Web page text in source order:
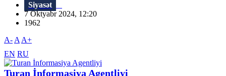
Siyasət
7 Oktyabr 2024, 12:20
1962
A- A A+
EN RU
Turan İnformasiya Agentliyi